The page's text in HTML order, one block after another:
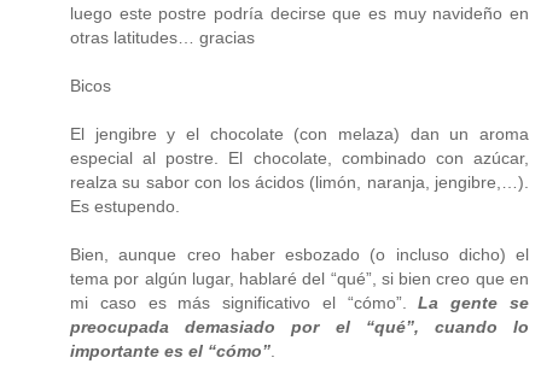
luego este postre podría decirse que es muy navideño en
otras latitudes… gracias
Bicos
El jengibre y el chocolate (con melaza) dan un aroma
especial al postre. El chocolate, combinado con azúcar,
realza su sabor con los ácidos (limón, naranja, jengibre,…).
Es estupendo.
Bien, aunque creo haber esbozado (o incluso dicho) el
tema por algún lugar, hablaré del “qué”, si bien creo que en
mi caso es más significativo el “cómo”.La gente se
preocupada demasiado por el “qué”, cuando lo
importante es el “cómo”